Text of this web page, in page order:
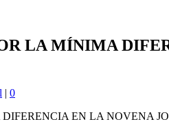
LA MÍNIMA
| 0